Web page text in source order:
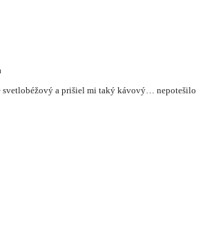
svetlobéžový a prišiel mi taký kávový… nepotešilo